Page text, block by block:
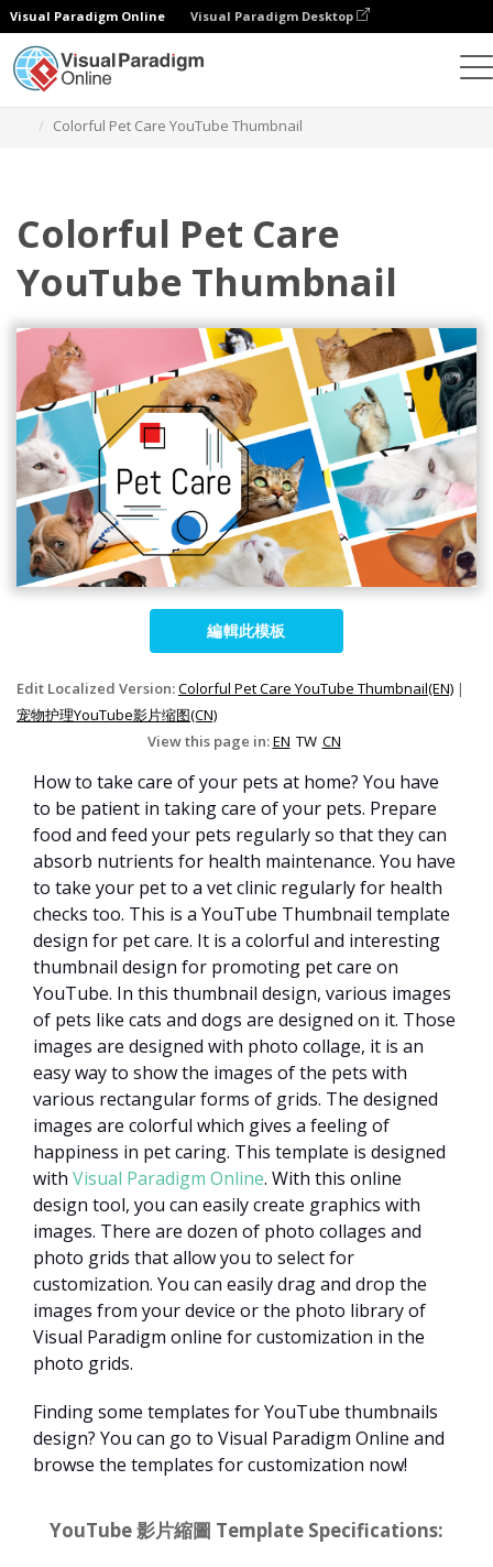
Visual Paradigm Online Visual Paradigm Desktop
Colorful Pet Care YouTube Thumbnail
Colorful Pet Care
YouTube Thumbnail
編輯此模板
Edit Localized Version:Colorful Pet Care YouTube Thumbnail(EN) |
宠物护理YouTube影片缩图(CN)
View this page in:EN TW CN
How to take care of your pets at home? You have
to be patient in taking care of your pets. Prepare
food and feed your pets regularly so that they can
absorb nutrients for health maintenance. You have
to take your pet to a vet clinic regularly for health
checks too. This is a YouTube Thumbnail template
design for pet care. It is a colorful and interesting
thumbnail design for promoting pet care on
YouTube. In this thumbnail design, various images
of pets like cats and dogs are designed on it. Those
images are designed with photo collage, it is an
easy way to show the images of the pets with
various rectangular forms of grids. The designed
images are colorful which gives a feeling of
happiness in pet caring. This template is designed
with Visual Paradigm Online. With this online
design tool, you can easily create graphics with
images. There are dozen of photo collages and
photo grids that allow you to select for
customization. You can easily drag and drop the
images from your device or the photo library of
Visual Paradigm online for customization in the
photo grids.
Finding some templates for YouTube thumbnails
design? You can go to Visual Paradigm Online and
browse the templates for customization now!
YouTube 影片縮圖 Template Specifications: